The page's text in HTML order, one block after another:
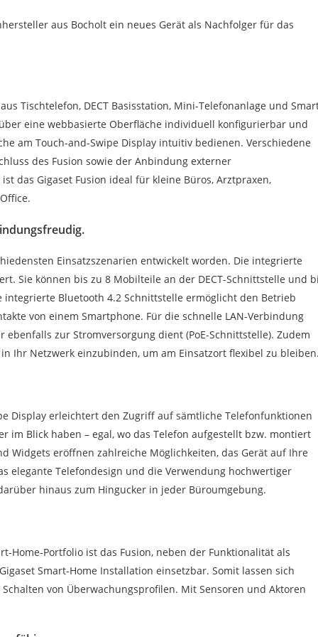
aus Bocholt ein neues Gerät als Nachfolger für das
Tischtelefon, DECT Basisstation, Mini-Telefonanlage und
eine webbasierte Oberfläche individuell konfigurierbar und
am Touch-and-Swipe Display intuitiv bedienen. Verschiedene
des Fusion sowie der Anbindung externer
das Gigaset Fusion ideal für kleine Büros, Arztpraxen,
Einsatzszenarien entwickelt worden. Die integrierte
Sie können bis zu 8 Mobilteile an der DECT-Schnittstelle und
integrierte Bluetooth 4.2 Schnittstelle ermöglicht den Betrieb
von einem Smartphone. Für die schnelle LAN-Verbindung
zur Stromversorgung dient (PoE-Schnittstelle). Zudem
Ihr Netzwerk einzubinden, um am Einsatzort flexibel zu
Display erleichtert den Zugriff auf sämtliche Telefonfunktionen
Blick haben – egal, wo das Telefon aufgestellt bzw. montiert
Widgets eröffnen zahlreiche Möglichkeiten, das Gerät auf Ihre
elegante Telefondesign und die Verwendung hochwertiger
hinaus zum Hingucker in jeder Büroumgebung.
Home-Portfolio ist das Fusion, neben der Funktionalität als
Smart-Home Installation einsetzbar. Somit lassen sich
von Überwachungsprofilen. Mit Sensoren und Aktoren